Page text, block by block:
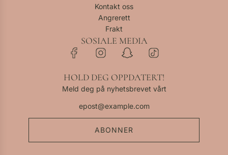
Kontakt oss
Angrerett
Frakt
SOSIALE MEDIA
HOLD DEG OPPDATERT!
Meld deg på nyhetsbrevet vårt
ABONNER